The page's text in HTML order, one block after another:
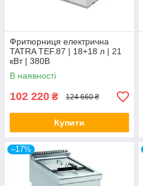
Фритюрниця електрична
TATRA TEF.87 | 18+18 л | 21
кВт | 380В
В наявності
102 220 ₴ 124 660 ₴
Купити
–17%